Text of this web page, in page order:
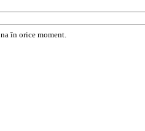
în orice moment.